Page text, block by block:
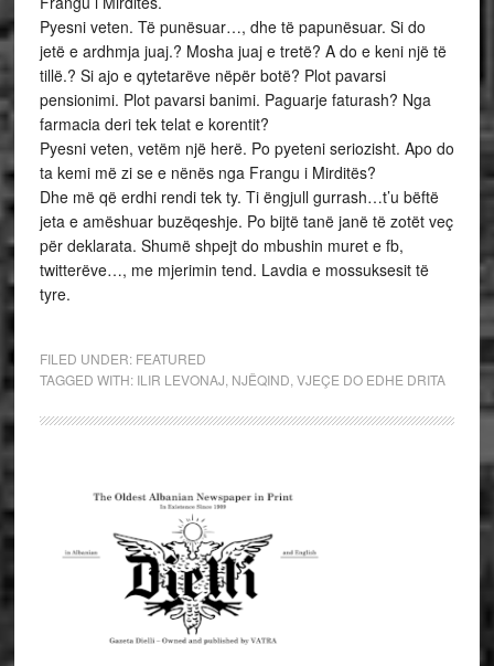
Pyesni veten. Të punësuar…, dhe të papunësuar. Si do
jetë e ardhmja juaj.? Mosha juaj e tretë? A do e keni një të
tillë.? Si ajo e qytetarëve nëpër botë? Plot pavarsi
pensionimi. Plot pavarsi banimi. Paguarje faturash? Nga
farmacia deri tek telat e korentit?
Pyesni veten, vetëm një herë. Po pyeteni seriozisht. Apo do
ta kemi më zi se e nënës nga Frangu i Mirditës?
Dhe më që erdhi rendi tek ty. Ti ëngjull gurrash…t’u bëftë
jeta e amëshuar buzëqeshje. Po bijtë tanë janë të zotët veç
për deklarata. Shumë shpejt do mbushin muret e fb,
twitterëve…, me mjerimin tend. Lavdia e mossuksesit të
tyre.
FILED UNDER: FEATURED
TAGGED WITH: ILIR LEVONAJ NJËQIND VJEÇE DO EDHE DRITA